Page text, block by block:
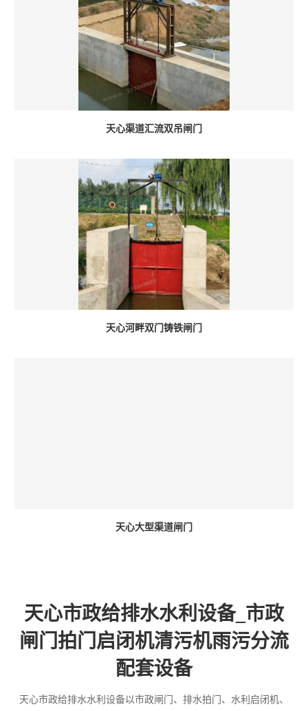
天心渠道汇流双吊闸门
天心河畔双门铸铁闸门
天心大型渠道闸门
天心市政给排水水利设备_市政
闸门拍门启闭机清污机雨污分流
配套设备
天心市政给排水水利设备以市政闸门、排水拍门、水利启闭机、